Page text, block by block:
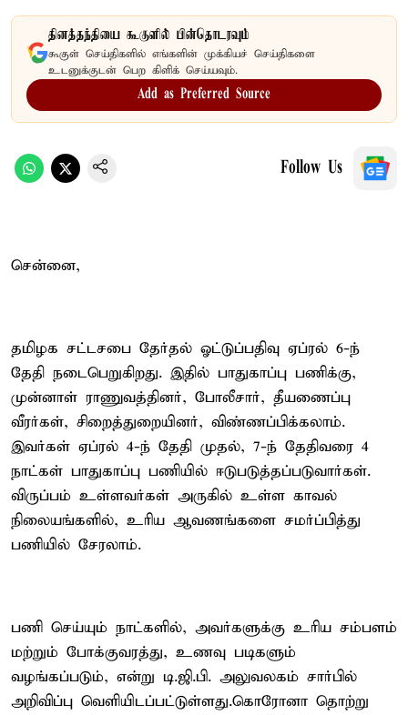
தினத்தந்தியை கூகுளில் பின்தொடரவும்
கூகுள் செய்திகளில் எங்களின் முக்கியச் செய்திகளை
உடனுக்குடன் பெற கிளிக் செய்யவும்.
Add as Preferred Source
Follow Us
சென்னை,
தமிழக சட்டசபை தேர்தல் ஓட்டுப்பதிவு ஏப்ரல் 6-ந்
தேதி நடைபெறுகிறது. இதில் பாதுகாப்பு பணிக்கு,
முன்னாள் ராணுவத்தினர், போலீசார், தீயணைப்பு
வீரர்கள், சிறைத்துறையினர், விண்ணப்பிக்கலாம்.
இவர்கள் ஏப்ரல் 4-ந் தேதி முதல், 7-ந் தேதிவரை 4
நாட்கள் பாதுகாப்பு பணியில் ஈடுபடுத்தப்படுவார்கள்.
விருப்பம் உள்ளவர்கள் அருகில் உள்ள காவல்
நிலையங்களில், உரிய ஆவணங்களை சமர்ப்பித்து
பணியில் சேரலாம்.
பணி செய்யும் நாட்களில், அவர்களுக்கு உரிய சம்பளம்
மற்றும் போக்குவரத்து, உணவு படிகளும்
வழங்கப்படும், என்று டி.ஜி.பி. அலுவலகம் சார்பில்
அறிவிப்பு வெளியிடப்பட்டுள்ளது.கொரோனா தொற்று